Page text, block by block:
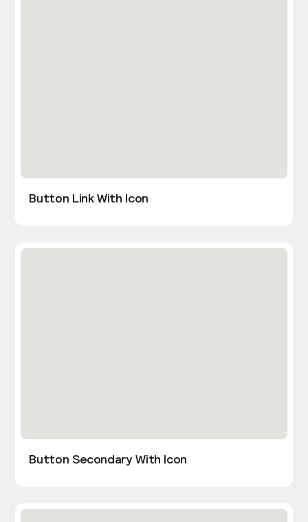
Button Link With Icon
Button Secondary With Icon